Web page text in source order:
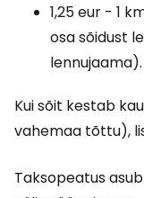
1,25 eur - 1
osa sõidust
lennujaama).
Kui sõit kestab
vahemaa tõttu),
Taksopeatus